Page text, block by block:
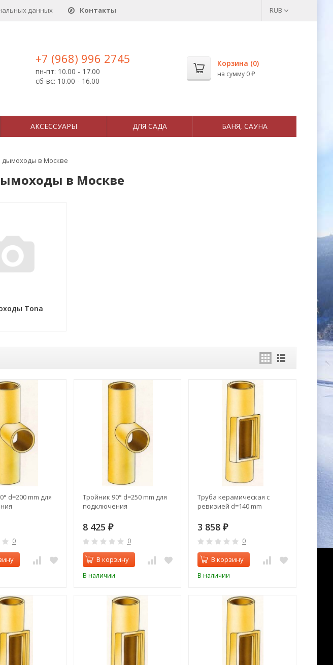
данныx Контакты RUB
+7 (968) 996 2745
пн-пт: 10.00 - 17.00
сб-вс: 10.00 - 16.00
Корзина (0)
на сумму 0 ₽
АКСЕССУАРЫ ДЛЯ САДА БАНЯ, САУНА
дымоходы в Москве
в Москве
Tona
d=200 mm для
0
Тройник 90° d=250 mm для
подключения
8 425 ₽
0
В корзину
В наличии
Труба керамическая с
ревизией d=140 mm
3 858₽
0
В корзину
В наличии